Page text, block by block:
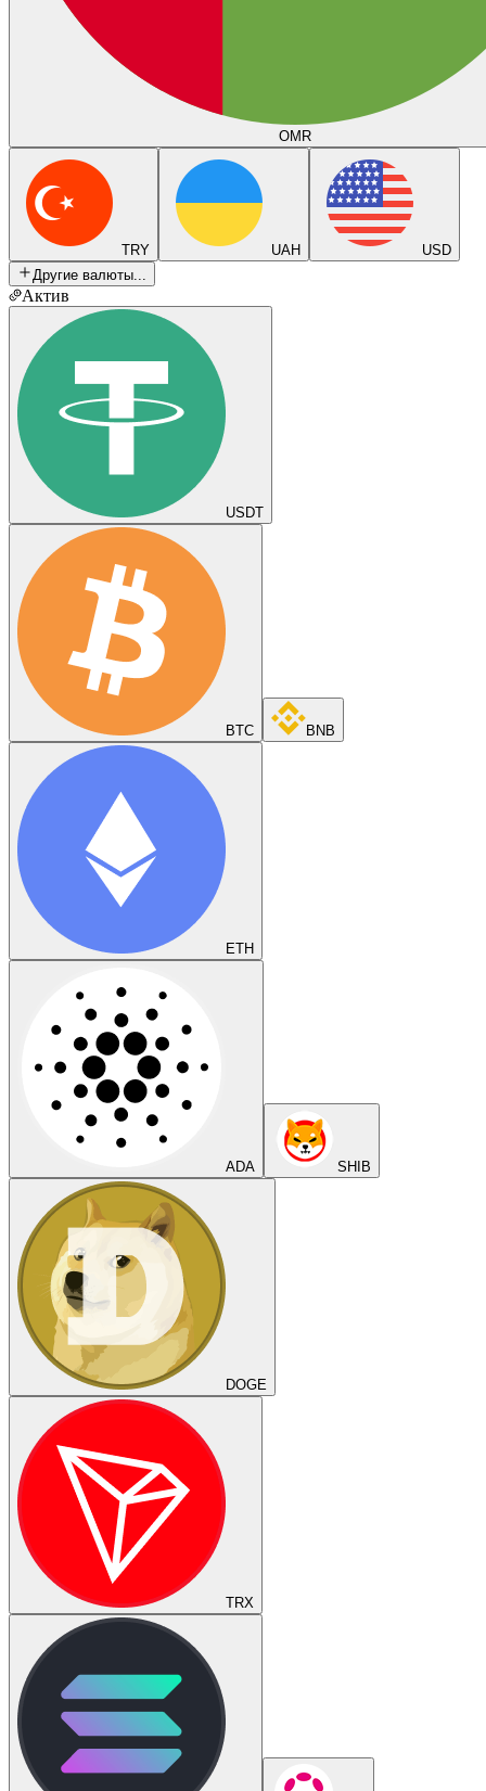
OMR
TRY UAH
USD
Другие валюты...
Актив
USDT
BTC BNB
ETH
ADA SHIB
DOGE
TRX